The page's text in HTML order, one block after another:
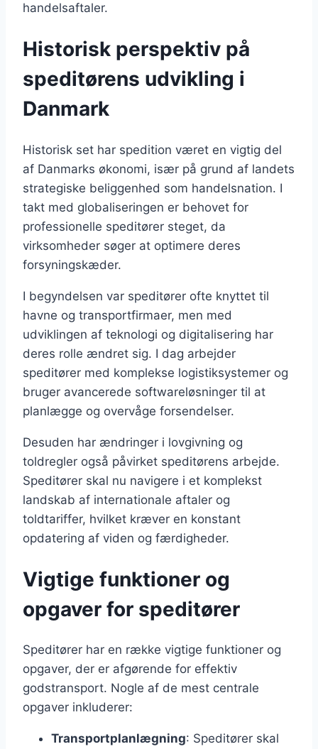
handelsaftaler.
Historisk perspektiv på
speditørens udvikling i
Danmark
Historisk set har spedition været en vigtig del
af Danmarks økonomi, især på grund af landets
strategiske beliggenhed som handelsnation. I
takt med globaliseringen er behovet for
professionelle speditører steget, da
virksomheder søger at optimere deres
forsyningskæder.
I begyndelsen var speditører ofte knyttet til
havne og transportfirmaer, men med
udviklingen af teknologi og digitalisering har
deres rolle ændret sig. I dag arbejder
speditører med komplekse logistiksystemer og
bruger avancerede softwareløsninger til at
planlægge og overvåge forsendelser.
Desuden har ændringer i lovgivning og
toldregler også påvirket speditørens arbejde.
Speditører skal nu navigere i et komplekst
landskab af internationale aftaler og
toldtariffer, hvilket kræver en konstant
opdatering af viden og færdigheder.
Vigtige funktioner og
opgaver for speditører
Speditører har en række vigtige funktioner og
opgaver, der er afgørende for effektiv
godstransport. Nogle af de mest centrale
opgaver inkluderer:
Transportplanlægning: Speditører skal